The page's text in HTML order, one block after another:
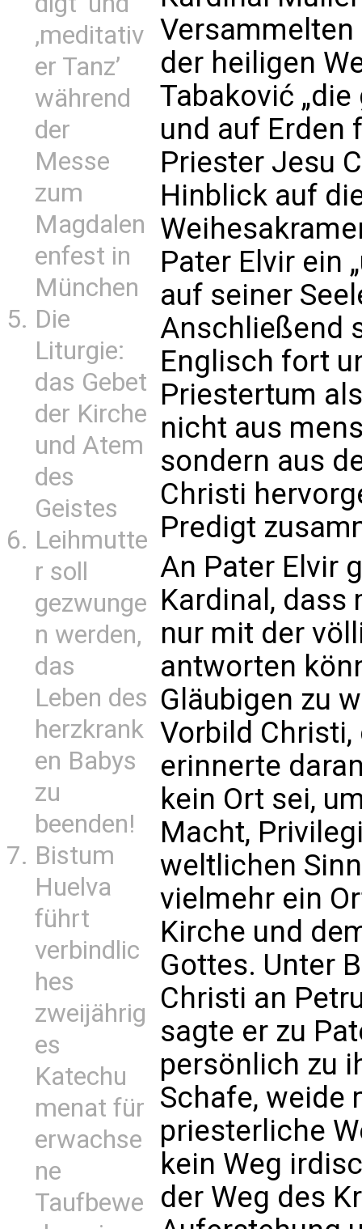
‚meditativ
er Tanz’
während
der
Messe
zum
Magdalen
enfest in
München
Die
Liturgie:
das Gebet
der Kirche
und Atem
des
Geistes
Leihmutte
r soll
gezwunge
n werden,
das
Leben des
herzkrank
en Babys
zu
beenden!
Bistum
Huelva
führt
verbindlic
hes
zweijährig
es
Katechu
menat für
erwachse
ne
Taufbewe
der heiligen
Tabaković
und auf Erden
Priester Jesu
Hinblick auf
Pater Elvir ein
auf seiner
Anschließend
Englisch fort
Priestertum
nicht aus
sondern aus
Christi
Predigt
An Pater Elvir
Kardinal, dass
nur mit der
antworten
Gläubigen zu
Vorbild Christi,
erinnerte
kein Ort sei,
Macht,
weltlichen
vielmehr ein
Kirche und
Gottes. Unter
Christi an
sagte er zu
persönlich zu
Schafe, weide
priesterliche
kein Weg
der Weg des